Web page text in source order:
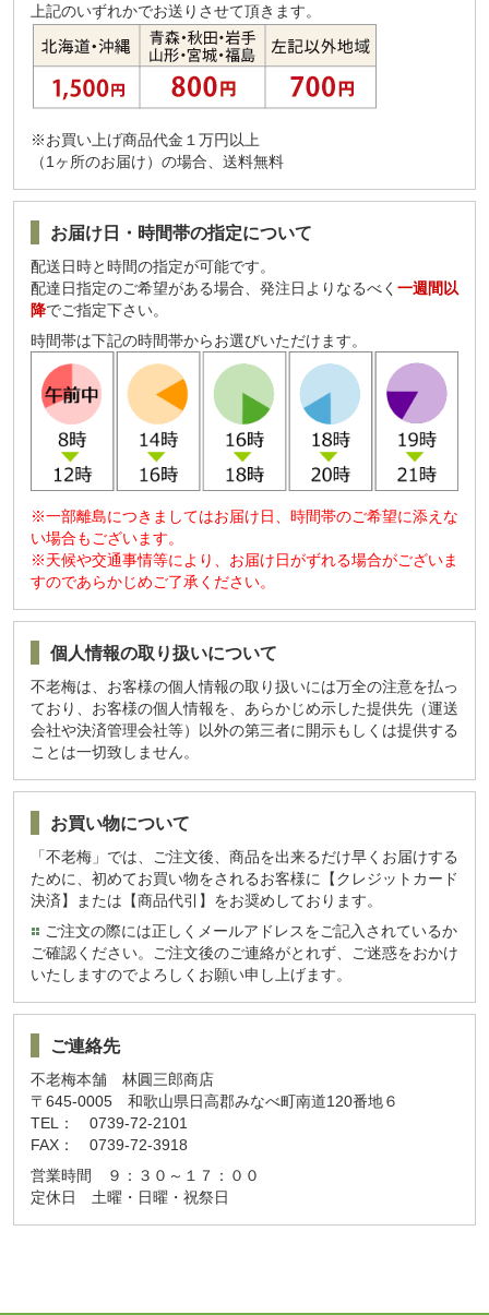
上記のいずれかでお送りさせて頂きます。
※お買い上げ商品代金１万円以上
（1ヶ所のお届け）の場合、送料無料
お届け日・時間帯の指定について
配送日時と時間の指定が可能です。
配達日指定のご希望がある場合、発注日よりなるべく 一週間以
降でご指定下さい。
時間帯は下記の時間帯からお選びいただけます。
※一部離島につきましてはお届け日、時間帯のご希望に添えな
い場合もございます。
※天候や交通事情等により、お届け日がずれる場合がございま
すのであらかじめご了承ください。
個人情報の取り扱いについて
不老梅は、お客様の個人情報の取り扱いには万全の注意を払っ
ており、お客様の個人情報を、あらかじめ示した提供先（運送
会社や決済管理会社等）以外の第三者に開示もしくは提供する
ことは一切致しません。
お買い物について
「不老梅」では、ご注文後、商品を出来るだけ早くお届けする
ために、初めてお買い物をされるお客様に【クレジットカード
決済】または【商品代引】をお奨めしております。
ご注文の際には正しくメールアドレスをご記入されているか
ご確認ください。ご注文後のご連絡がとれず、ご迷惑をおかけ
いたしますのでよろしくお願い申し上げます。
ご連絡先
不老梅本舗 林圓三郎商店
〒645-0005 和歌山県日高郡みなべ町南道120番地６
TEL： 0739-72-2101
FAX： 0739-72-3918
営業時間 ９：３０～１７：００
定休日 土曜・日曜・祝祭日